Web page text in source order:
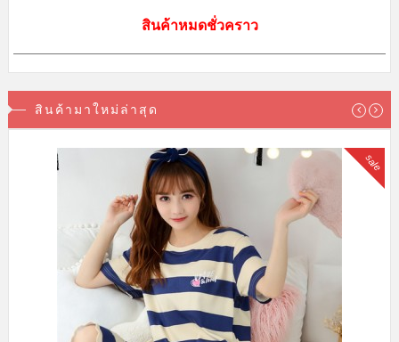
สินค้าหมดชั่วคราว
สินค้ามาใหม่ล่าสุด
sale